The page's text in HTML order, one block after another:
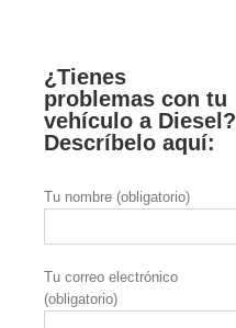
¿Tienes
problemas con tu
vehículo a Diesel?
Descríbelo aquí:
Tu nombre (obligatorio)
Tu correo electrónico
(obligatorio)